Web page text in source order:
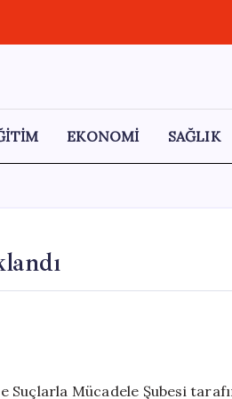
EKONOMİ SAĞLIK
Suçlarla Mücadele Şubesi